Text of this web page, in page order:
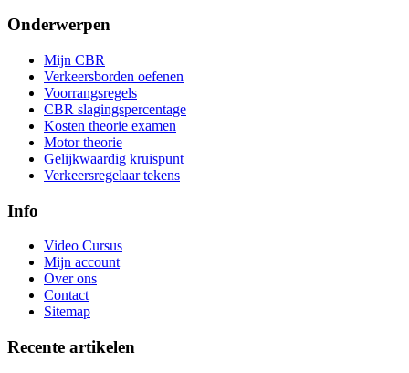
Onderwerpen
Mijn CBR
Verkeersborden oefenen
Voorrangsregels
CBR slagingspercentage
Kosten theorie examen
Motor theorie
Gelijkwaardig kruispunt
Verkeersregelaar tekens
Info
Video Cursus
Mijn account
Over ons
Contact
Sitemap
Recente artikelen